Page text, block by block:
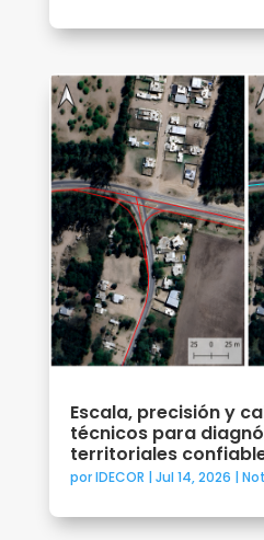
Escala, precisión y
técnicos para
territoriales
porIDECOR | Jul 14, 2026 |